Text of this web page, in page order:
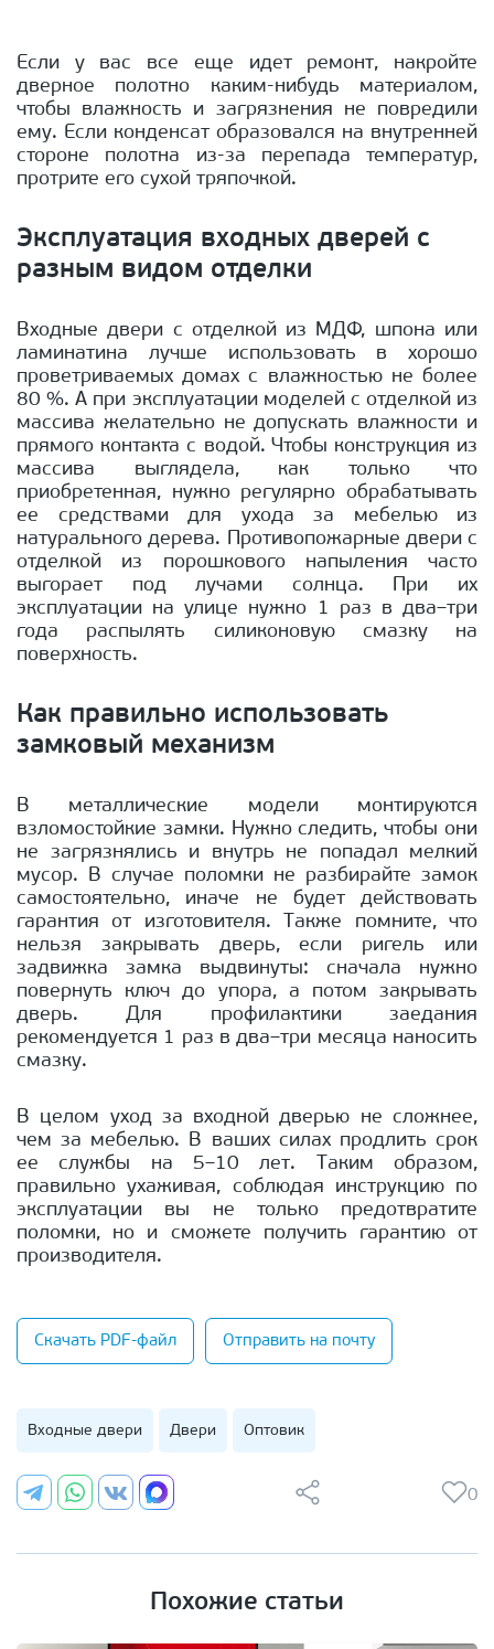
Если у вас все еще идет ремонт, накройте
дверное полотно каким-нибудь материалом,
чтобы влажность и загрязнения не повредили
ему. Если конденсат образовался на внутренней
стороне полотна из-за перепада температур,
протрите его сухой тряпочкой.
Эксплуатация входных дверей с
разным видом отделки
Входные двери с отделкой из МДФ, шпона или
ламинатина лучше использовать в хорошо
проветриваемых домах с влажностью не более
80 %. А при эксплуатации моделей с отделкой из
массива желательно не допускать влажности и
прямого контакта с водой. Чтобы конструкция из
массива выглядела, как только что
приобретенная, нужно регулярно обрабатывать
ее средствами для ухода за мебелью из
натурального дерева. Противопожарные двери с
отделкой из порошкового напыления часто
выгорает под лучами солнца. При их
эксплуатации на улице нужно 1 раз в два–три
года распылять силиконовую смазку на
поверхность.
Как правильно использовать
замковый механизм
В металлические модели монтируются
взломостойкие замки. Нужно следить, чтобы они
не загрязнялись и внутрь не попадал мелкий
мусор. В случае поломки не разбирайте замок
самостоятельно, иначе не будет действовать
гарантия от изготовителя. Также помните, что
нельзя закрывать дверь, если ригель или
задвижка замка выдвинуты: сначала нужно
повернуть ключ до упора, а потом закрывать
дверь. Для профилактики заедания
рекомендуется 1 раз в два–три месяца наносить
смазку.
В целом уход за входной дверью не сложнее,
чем за мебелью. В ваших силах продлить срок
ее службы на 5–10 лет. Таким образом,
правильно ухаживая, соблюдая инструкцию по
эксплуатации вы не только предотвратите
поломки, но и сможете получить гарантию от
производителя.
Скачать PDF-файл Отправить на почту
Входные двери Двери Оптовик
0
Похожие статьи